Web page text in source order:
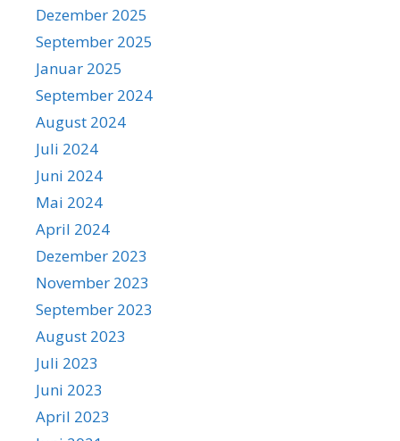
Dezember 2025
September 2025
Januar 2025
September 2024
August 2024
Juli 2024
Juni 2024
Mai 2024
April 2024
Dezember 2023
November 2023
September 2023
August 2023
Juli 2023
Juni 2023
April 2023